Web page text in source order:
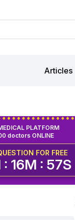
Articles
doctors ONLINE
PLATFORM
FOR FREE
16M : 56S